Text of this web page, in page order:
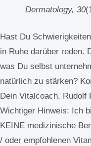
Dermatology, 30
Hast Du
in Ruhe darüber reden.
was Du selbst
natürlich zu stärken?
Dein Vitalcoach, Rudolf
Wichtiger Hinweis: Ich
KEINE medizinische
/ oder empfohlenen